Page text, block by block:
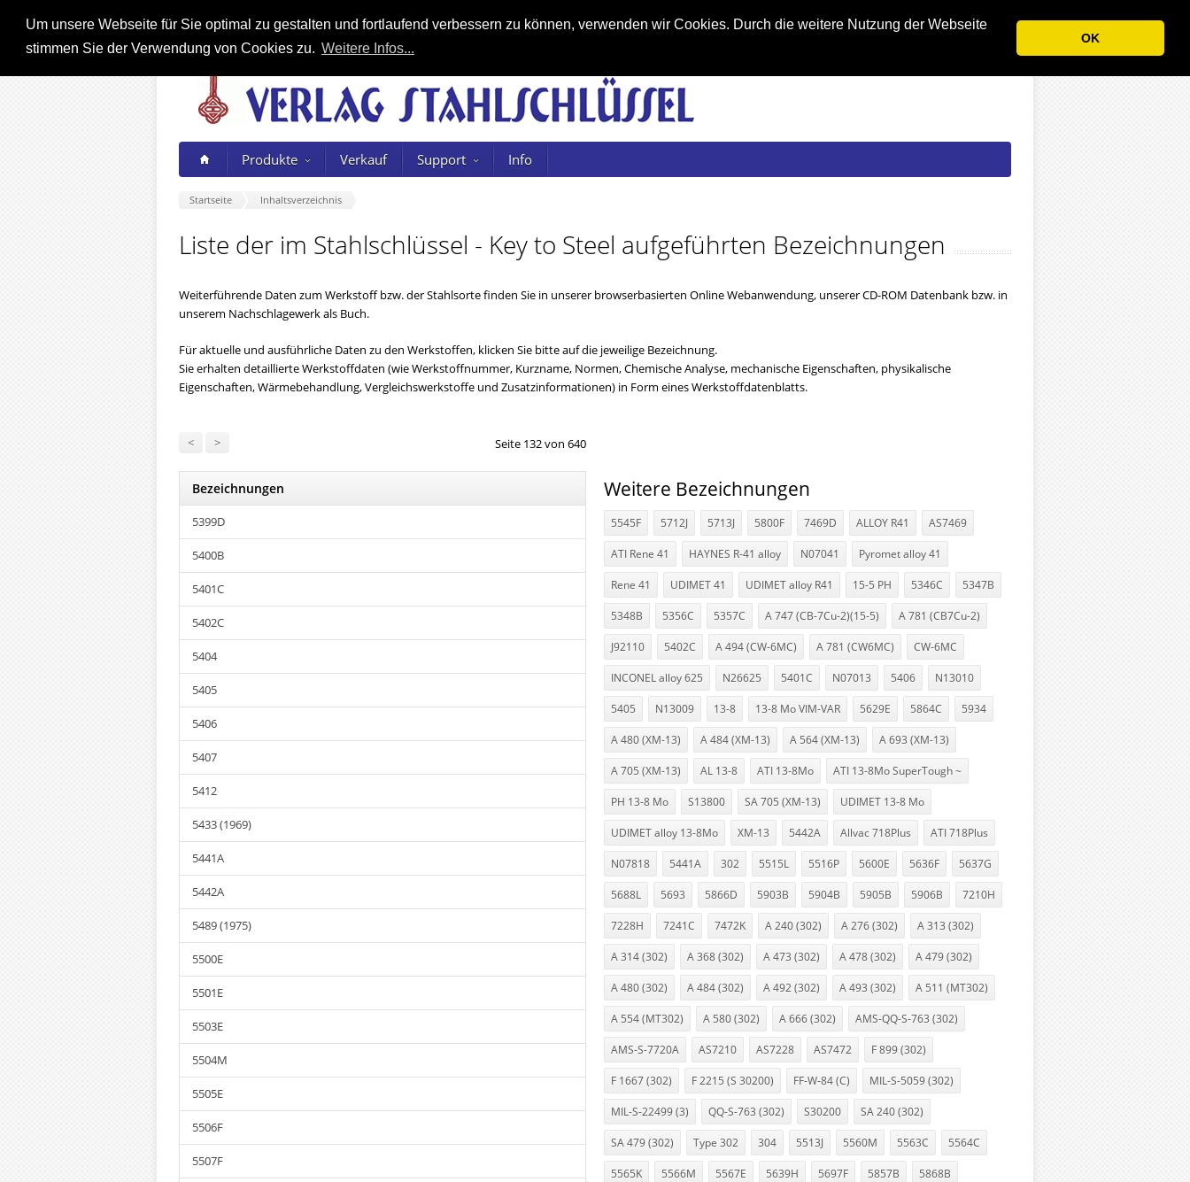
Um unsere Webseite für Sie optimal zu gestalten und fortlaufend verbessern zu können, verwenden wir Cookies. Durch die weitere Nutzung der Webseite
stimmen Sie der Verwendung von Cookies zu. Weitere Infos...
OK
Produkte Verkauf Support Info
Startseite Inhaltsverzeichnis
Liste der im Stahlschlüssel - Key to Steel aufgeführten Bezeichnungen
Weiterführende Daten zum Werkstoff bzw. der Stahlsorte finden Sie in unserer browserbasierten Online Webanwendung, unserer CD-ROM Datenbank bzw. in
unserem Nachschlagewerk als Buch.
Für aktuelle und ausführliche Daten zu den Werkstoffen, klicken Sie bitte auf die jeweilige Bezeichnung.
Sie erhalten detaillierte Werkstoffdaten (wie Werkstoffnummer, Kurzname, Normen, Chemische Analyse, mechanische Eigenschaften, physikalische
Eigenschaften, Wärmebehandlung, Vergleichswerkstoffe und Zusatzinformationen) in Form eines Werkstoffdatenblatts.
< > Seite 132 von 640
Bezeichnungen
5399D
5400B
5401C
5402C
5404
5405
5406
5407
5412
5433 (1969)
5441A
5442A
5489 (1975)
5500E
5501E
5503E
5504M
5505E
5506F
5507F
Weitere Bezeichnungen
5545F 5712J 5713J 5800F 7469D ALLOY R41 AS7469
ATI Rene 41 HAYNES R-41 alloy N07041 Pyromet alloy 41
Rene 41 UDIMET 41 UDIMET alloy R41 15-5 PH 5346C 5347B
5348B 5356C 5357C A 747 (CB-7Cu-2)(15-5) A 781 (CB7Cu-2)
J92110 5402C A 494 (CW-6MC) A 781 (CW6MC) CW-6MC
INCONEL alloy 625 N26625 5401C N07013 5406 N13010
5405 N13009 13-8 13-8 Mo VIM-VAR 5629E 5864C 5934
A 480 (XM-13) A 484 (XM-13) A 564 (XM-13) A 693 (XM-13)
A 705 (XM-13) AL 13-8 ATI 13-8Mo ATI 13-8Mo SuperTough ~
PH 13-8 Mo S13800 SA 705 (XM-13) UDIMET 13-8 Mo
UDIMET alloy 13-8Mo XM-13 5442A Allvac 718Plus ATI 718Plus
N07818 5441A 302 5515L 5516P 5600E 5636F 5637G
5688L 5693 5866D 5903B 5904B 5905B 5906B 7210H
7228H 7241C 7472K A 240 (302) A 276 (302) A 313 (302)
A 314 (302) A 368 (302) A 473 (302) A 478 (302) A 479 (302)
A 480 (302) A 484 (302) A 492 (302) A 493 (302) A 511 (MT302)
A 554 (MT302) A 580 (302) A 666 (302) AMS-QQ-S-763 (302)
AMS-S-7720A AS7210 AS7228 AS7472 F 899 (302)
F 1667 (302) F 2215 (S 30200) FF-W-84 (C) MIL-S-5059 (302)
MIL-S-22499 (3) QQ-S-763 (302) S30200 SA 240 (302)
SA 479 (302) Type 302 304 5513J 5560M 5563C 5564C
5565K 5566M 5567E 5639H 5697F 5857B 5868B